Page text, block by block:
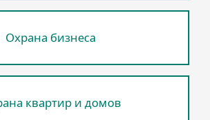
Охрана бизнеса
квартир и домов